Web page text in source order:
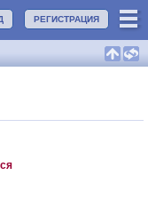
РЕГИСТРАЦИЯ